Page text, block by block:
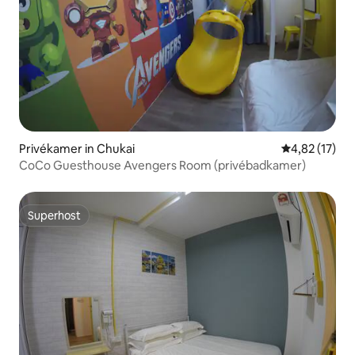
Privékamer in Chukai Gemiddelde
4,82 (17)
CoCo Guesthouse Avengers Room (privébadkamer)
Superhost
Superhost